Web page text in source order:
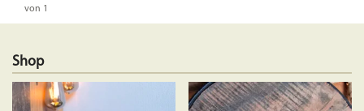
von 1
Shop